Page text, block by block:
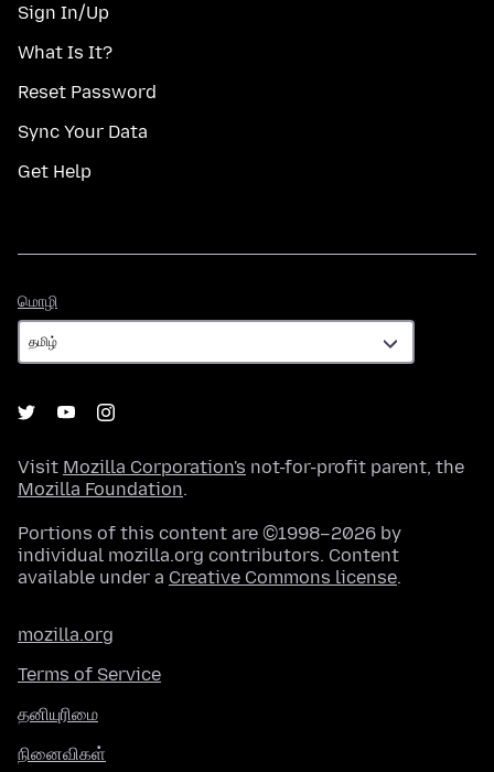
Sign In/Up
What Is It?
Reset Password
Sync Your Data
Get Help
மொழி
Visit Mozilla Corporation's not-for-profit parent, the
Mozilla Foundation.
Portions of this content are ©1998–2026 by
individual mozilla.org contributors. Content
available under a Creative Commons license.
mozilla.org
Terms of Service
தனியுரிமை
நினைவிகள்